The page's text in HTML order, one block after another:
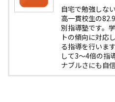
自宅で勉強しな
高一貫校生の
別指導塾です。
トの傾向に対応
る指導を行いま
して3〜4倍の指
ナブルさにも自